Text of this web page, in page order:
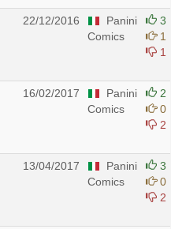
22/12/2016
Panini
Comics
3
1
1
16/02/2017
Panini
Comics
2
0
2
13/04/2017
Panini
Comics
3
0
2